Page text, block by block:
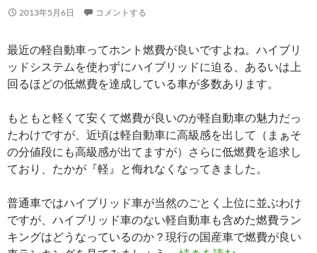
2013年5月6日 コメントする
最近の軽自動車ってホント燃費が良いですよね。ハイブリ
ッドシステムを使わずにハイブリッドに迫る、あるいは上
回るほどの低燃費を達成している車が多数あります。
もともと軽くて安くて燃費が良いのが軽自動車の魅力だっ
たわけですが、近頃は軽自動車に高級感を出して（まぁそ
の分値段にも高級感が出てますが）さらに低燃費を追求し
ており、たかが『軽』と侮れなくなってきました。
普通車ではハイブリッド車が当然のごとく上位に並ぶわけ
ですが、ハイブリッド車のない軽自動車も含めた燃費ラン
キングはどうなっているのか？現行の国産車で燃費が良い